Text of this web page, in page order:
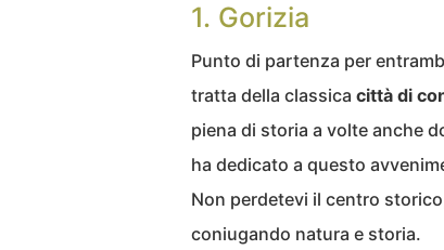
1. Gorizia
Punto di partenza per
tratta della classica città di
piena di storia a volte anche
ha dedicato a questo
Non perdetevi il centro
coniugando natura e storia.